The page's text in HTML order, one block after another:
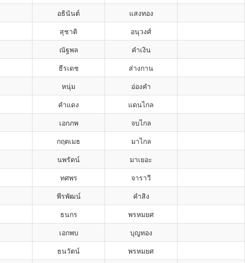
อธินันต์ แสงทอง
สุชาติ อนุวงศ์
ณัฐพล คำเงิน
ธีรเดช ส่างกาน
หนุ่ม อ่องคำ
คำแดง แดนไกล
เอกภพ จบไกล
กฤตเมธ มาไกล
นพรัตน์ มาเยอะ
ทศพร จาราวี
พีรพัฒน์ คำสิง
ธนกร พรหมยศ
เอกพบ บุญทอง
ธนวัตน์ พรหมยศ